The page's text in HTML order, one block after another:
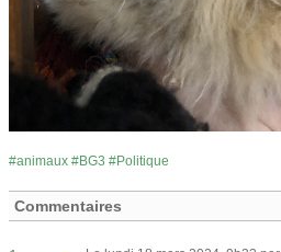
animaux BG3 Politique
Commentaires